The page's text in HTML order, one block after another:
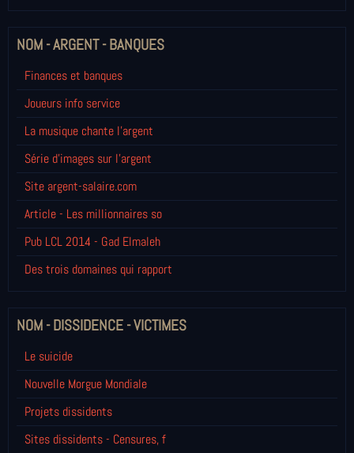
NOM - ARGENT - BANQUES
Finances et banques
Joueurs info service
La musique chante l'argent
Série d'images sur l'argent
Site argent-salaire.com
Article - Les millionnaires so
Pub LCL 2014 - Gad Elmaleh
Des trois domaines qui rapport
NOM - DISSIDENCE - VICTIMES
Le suicide
Nouvelle Morgue Mondiale
Projets dissidents
Sites dissidents - Censures, f